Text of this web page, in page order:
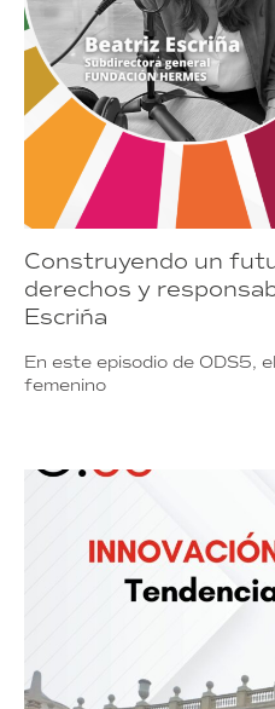
Construyendo un
derechos y
Escriña
En este episodio de ODS5,
femenino